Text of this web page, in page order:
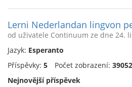
Lerni Nederlandan lingvon
od uživatele Continuum ze dne 24.
Jazyk: Esperanto
Příspěvky: 5 Počet zobrazení: 39052
Nejnovější příspěvek